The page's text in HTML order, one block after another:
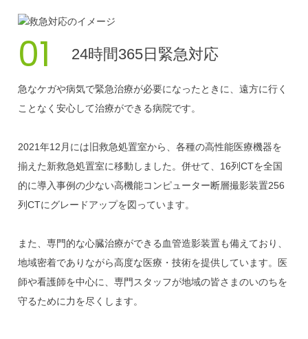
01 24時間365日緊急対応
急なケガや病気で緊急治療が必要になったときに、遠方に行く
ことなく安心して治療ができる病院です。
2021年12月には旧救急処置室から、各種の高性能医療機器を
揃えた新救急処置室に移動しました。併せて、16列CTを全国
的に導入事例の少ない高機能コンピューター断層撮影装置256
列CTにグレードアップを図っています。
また、専門的な心臓治療ができる血管造影装置も備えており、
地域密着でありながら高度な医療・技術を提供しています。医
師や看護師を中心に、専門スタッフが地域の皆さまのいのちを
守るために力を尽くします。